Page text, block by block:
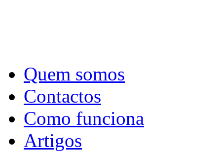
Quem somos
Contactos
Como funciona
Artigos